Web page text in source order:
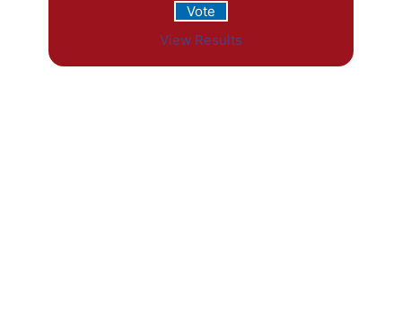
View Results